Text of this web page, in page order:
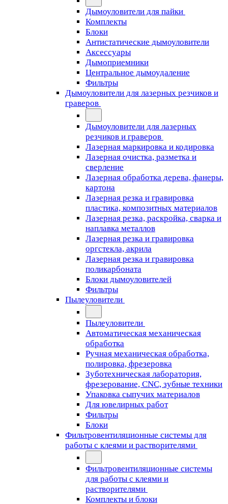
Дымоуловители для пайки
Комплекты
Блоки
Антистатические дымоуловители
Аксессуары
Дымоприемники
Центральное дымоудаление
Фильтры
Дымоуловители для лазерных резчиков и
граверов
Дымоуловители для лазерных
резчиков и граверов
Лазерная маркировка и кодировка
Лазерная очистка, разметка и
сверление
Лазерная обработка дерева, фанеры,
картона
Лазерная резка и гравировка
пластика, композитных материалов
Лазерная резка, раскройка, сварка и
наплавка металлов
Лазерная резка и гравировка
оргстекла, акрила
Лазерная резка и гравировка
поликарбоната
Блоки дымоуловителей
Фильтры
Пылеуловители
Пылеуловители
Автоматическая механическая
обработка
Ручная механическая обработка,
полировка, фрезеровка
Зуботехническая лаборатория,
фрезерование, CNC, зубные техники
Упаковка сыпучих материалов
Для ювелирных работ
Фильтры
Блоки
Фильтровентиляционные системы для
работы с клеями и растворителями
Фильтровентиляционные системы
для работы с клеями и
растворителями
Комплекты и блоки